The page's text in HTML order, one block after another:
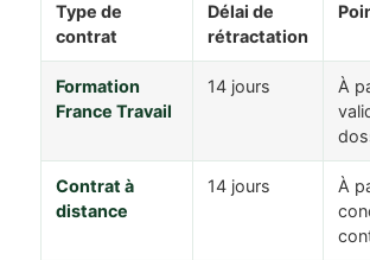
Type de
contrat
Délai de
rétractation
Formation
France Travail
14 jours
À
Contrat à
distance
14 jours
À